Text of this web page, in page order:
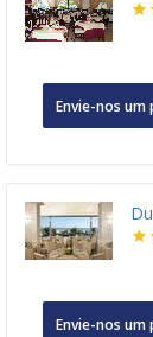
Envie-nos um
Envie-nos um